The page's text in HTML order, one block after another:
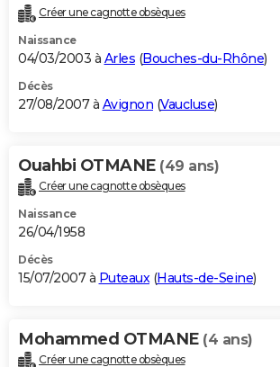
Créer une cagnotte obsèques
Naissance
04/03/2003 à Arles (Bouches-du-Rhône)
Décès
27/08/2007 à Avignon (Vaucluse)
Ouahbi OTMANE (49 ans)
Créer une cagnotte obsèques
Naissance
26/04/1958
Décès
15/07/2007 à Puteaux(Hauts-de-Seine)
Mohammed OTMANE (4 ans)
Créer une cagnotte obsèques